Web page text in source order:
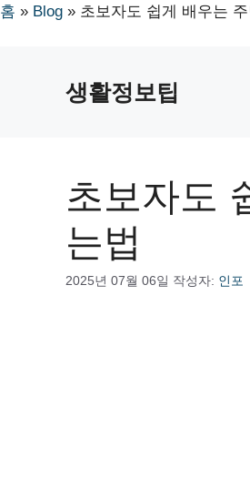
홈 » Blog » 초보자도 쉽게 배우는
생활정보팁
초보자도
는법
2025년 07월 06일 작성자: 인포